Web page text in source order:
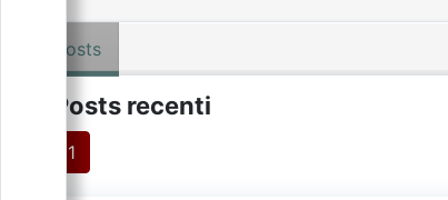
Posts
Posts recenti
1